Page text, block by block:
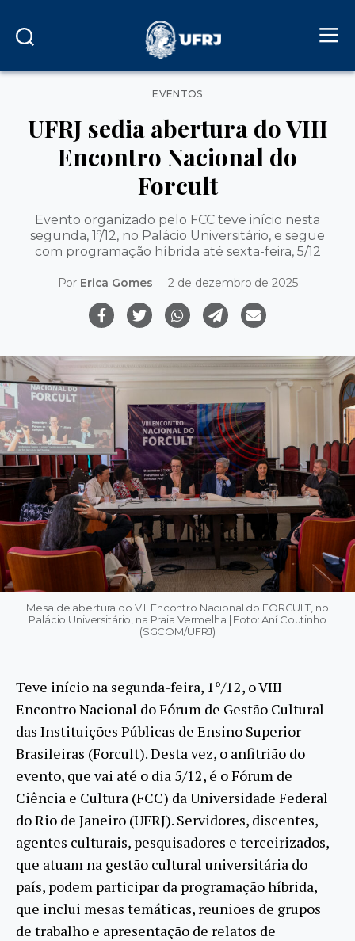
Categorias
EVENTOS
UFRJ sedia abertura do VIII
Encontro Nacional do
Forcult
Evento organizado pelo FCC teve início nesta
segunda, 1º/12, no Palácio Universitário, e segue
com programação híbrida até sexta-feira, 5/12
Por Erica Gomes 2 de dezembro de 2025
Mesa de abertura do VIII Encontro Nacional do FORCULT, no
Palácio Universitário, na Praia Vermelha | Foto: Aní Coutinho
(SGCOM/UFRJ)
Teve início na segunda-feira, 1º/12, o VIII
Encontro Nacional do Fórum de Gestão Cultural
das Instituições Públicas de Ensino Superior
Brasileiras (Forcult). Desta vez, o anfitrião do
evento, que vai até o dia 5/12, é o Fórum de
Ciência e Cultura (FCC) da Universidade Federal
do Rio de Janeiro (UFRJ). Servidores, discentes,
agentes culturais, pesquisadores e terceirizados,
que atuam na gestão cultural universitária do
país, podem participar da programação híbrida,
que inclui mesas temáticas, reuniões de grupos
de trabalho e apresentação de relatos de